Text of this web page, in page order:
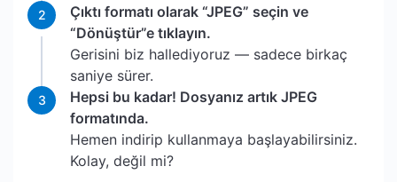
2
Çıktı formatı olarak “JPEG” seçin ve
“Dönüştür”e tıklayın.
Gerisini biz hallediyoruz — sadece birkaç
saniye sürer.
3
Hepsi bu kadar! Dosyanız artık JPEG
formatında.
Hemen indirip kullanmaya başlayabilirsiniz.
Kolay, değil mi?